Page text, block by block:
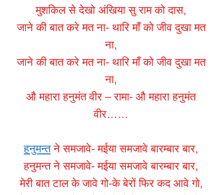
मुशकिल से देखो अंखिया सु राम को दास,
जाने की बात करे मत ना- थारि माँ को जीव दुखा मत
ना,
जाने की बात करे मत ना- थारि माँ को जीव दुखा मत
ना,
औ महारा हनुमंत वीर – रामा- औ महारा हनुमंत
वीर……
हनुमन्तने समजावे- मईया समजावे बारम्बार बार,
हनुमन्त ने समजावे- मईया समजावे बारम्बार बार,
मेरी बात टाल के जावे गो-के बेरों फिर कद आवे गो,